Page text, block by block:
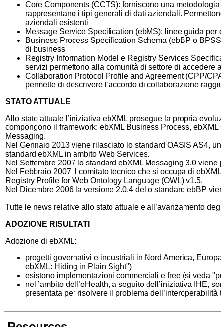
Core Components (CCTS): forniscono una
rappresentano i tipi generali di dati aziendali.
aziendali esistenti
Message Service Specification (ebMS): linee guida
Business Process Specification Schema (ebBP o
di business
Registry Information Model e Registry Services
servizi permettono alla comunità di settore di
Collaboration Protocol Profile and Agreement (CPP/
permette di descrivere l’accordo di collaborazione
STATO ATTUALE
Allo stato attuale l’iniziativa ebXML prosegue la propria
compongono il framework: ebXML Business Process,
Messaging.
Nel Gennaio 2013 viene rilasciato lo standard OASIS AS4,
standard ebXML in ambito Web Services.
Nel Settembre 2007 lo standard ebXML Messaging 3.0
Nel Febbraio 2007 il comitato tecnico che si occupa di
Registry Profile for Web Ontology Language (OWL) v1.5.
Nel Dicembre 2006 la versione 2.0.4 dello standard ebBP
Tutte le news relative allo stato attuale e all’avanzamento
ADOZIONE RISULTATI
Adozione di ebXML:
progetti governativi e industriali in Nord America,
ebXML: Hiding in Plain Sight")
esistono implementazioni commerciali e free (si veda
nell’ambito dell’eHealth, a seguito dell’iniziativa IHE,
presentata per risolvere il problema